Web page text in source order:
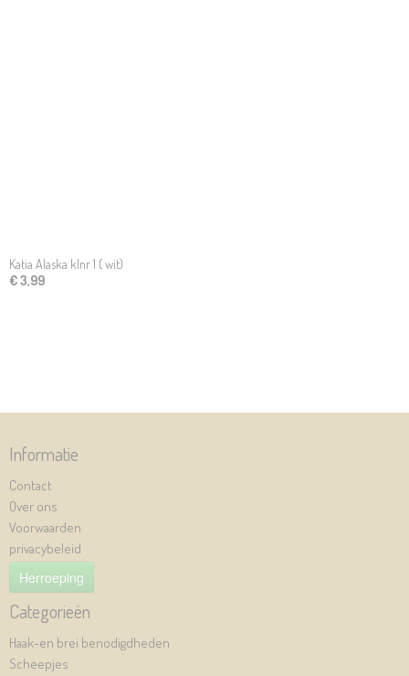
Katia Alaska klnr 1 ( wit)
€ 3,99
Informatie
Contact
Over ons
Voorwaarden
privacybeleid
Herroeping
Categorieën
Haak-en brei benodigdheden
Scheepjes